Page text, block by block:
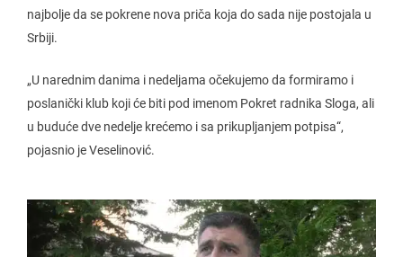
najbolje da se pokrene nova priča koja do sada nije postojala u
Srbiji.
„U narednim danima i nedeljama očekujemo da formiramo i
poslanički klub koji će biti pod imenom Pokret radnika Sloga, ali
u buduće dve nedelje krećemo i sa prikupljanjem potpisa“,
pojasnio je Veselinović.